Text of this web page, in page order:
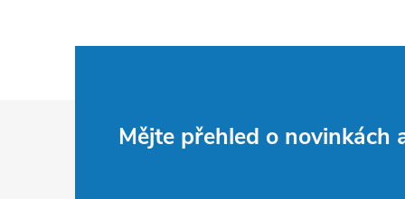
Mějte přehled o novinkách